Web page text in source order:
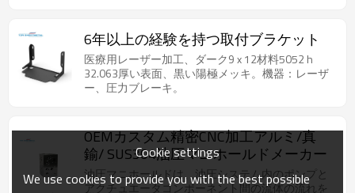
6年以上の経験を持つ取付ブラケット
医療用レーザー加工、ダーク9 x 12材料5052 h
32.063厚い表面、黒い陽極メッキ。機器：レーザ
ー、圧力ブレーキ。
OEMカスタム精密CNC加工アルミ/真
鍮/ SUS304油圧マニホールドメーカー
油圧マニホールドは、油圧システム内のポンプと
アクチュエータコンポーネント間の流体の流れを
Cookie settings
We use cookies to provide you with the best possible